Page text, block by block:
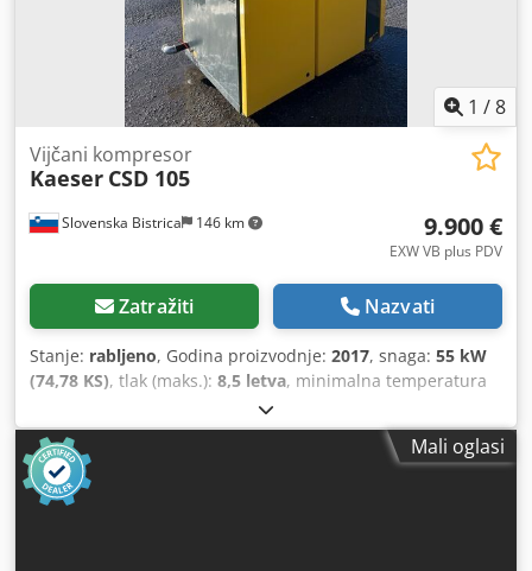
1 /8
Slovenska Bistrica 146 km
Vijčani kompresor
Kaeser CSD 105
9.900 €
EXW VB plus PDV
Zatražiti Nazvati
Stanje: rabljeno, Godina proizvodnje: 2017, snaga: 55 kW
(74,78 KS), tlak (maks.): 8,5 letva, minimalna temperatura
, maksimalna temperatura okoline:
Nudimo rabljeni Kaeser CSD 105 vijčani kompresor,
godište 2017. Crjdszrgmxspfx Agdof Tip kompresora: CSD
105 Broj materijala: CSD.4C Serijski broj: 1328 Godina
proizvodnje: 2017 Nazivna snaga: 55,0 kW Brzina vrtnje
Mali oglasi